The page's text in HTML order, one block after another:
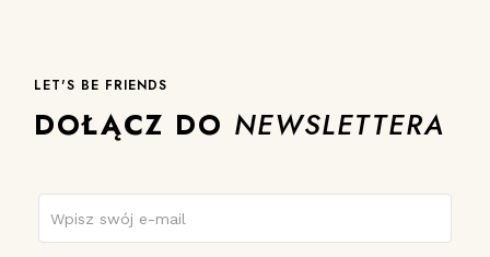
LET'S BE FRIENDS
DOŁĄCZ DO NEWSLETTERA